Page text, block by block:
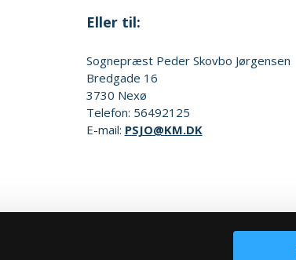
Eller til:
Sognepræst Peder Skovbo Jørgensen
Bredgade 16
3730 Nexø
Telefon: 56492125
E-mail: PSJO@KM.DK